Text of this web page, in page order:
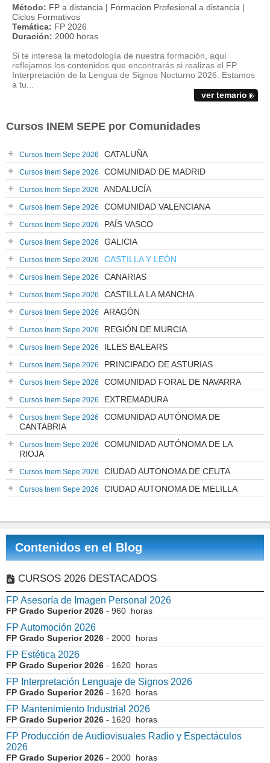
Método: FP a distancia | Formacion Profesional a distancia |
Ciclos Formativos
Temática: FP 2026
Duración: 2000 horas
Si te interesa la metodología de nuestra formación, aquí
reflejamos los contenidos que encontrarás si realizas el FP
Interpretación de la Lengua de Signos Nocturno 2026. Estamos
a tu...
ver temario
Cursos INEM SEPE por Comunidades
Cursos Inem Sepe 2026 CATALUÑA
Cursos Inem Sepe 2026 COMUNIDAD DE MADRID
Cursos Inem Sepe 2026 ANDALUCÍA
Cursos Inem Sepe 2026 COMUNIDAD VALENCIANA
Cursos Inem Sepe 2026 PAÍS VASCO
Cursos Inem Sepe 2026 GALICIA
Cursos Inem Sepe 2026 CASTILLA Y LEÓN
Cursos Inem Sepe 2026 CANARIAS
Cursos Inem Sepe 2026 CASTILLA LA MANCHA
Cursos Inem Sepe 2026 ARAGÓN
Cursos Inem Sepe 2026 REGIÓN DE MURCIA
Cursos Inem Sepe 2026 ILLES BALEARS
Cursos Inem Sepe 2026 PRINCIPADO DE ASTURIAS
Cursos Inem Sepe 2026 COMUNIDAD FORAL DE NAVARRA
Cursos Inem Sepe 2026 EXTREMADURA
Cursos Inem Sepe 2026
COMUNIDAD AUTÓNOMA DE
CANTABRIA
Cursos Inem Sepe 2026
COMUNIDAD AUTÓNOMA DE LA
RIOJA
Cursos Inem Sepe 2026 CIUDAD AUTONOMA DE CEUTA
Cursos Inem Sepe 2026 CIUDAD AUTONOMA DE MELILLA
Contenidos en el Blog
CURSOS 2026 DESTACADOS
FP Asesoría de Imagen Personal 2026
FP Grado Superior 2026 - 960 horas
FP Automoción 2026
FP Grado Superior 2026 - 2000 horas
FP Estética 2026
FP Grado Superior 2026 - 1620 horas
FP Interpretación Lenguaje de Signos 2026
FP Grado Superior 2026 - 1620 horas
FP Mantenimiento Industrial 2026
FP Grado Superior 2026 - 1620 horas
FP Producción de Audiovisuales Radio y Espectáculos
2026
FP Grado Superior 2026 - 2000 horas